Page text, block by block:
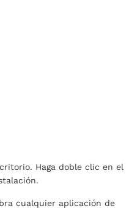
Haga doble clic en el
cualquier aplicación de